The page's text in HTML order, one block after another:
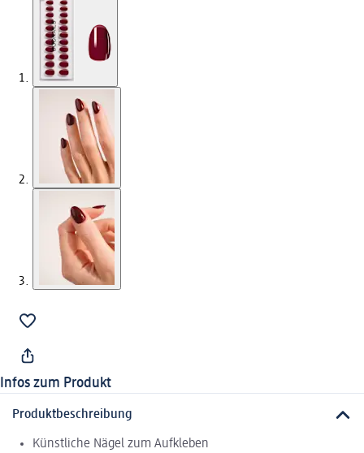
Infos zum Produkt
Produktbeschreibung
Künstliche Nägel zum Aufkleben